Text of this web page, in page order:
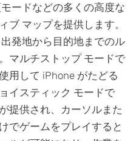
ードなどの多くの高度な
ブ マップを提供します。
発地から目的地までのル
マルチストップ モードで
用して iPhone がたどる
イスティック モードで
提供され、カーソルまた
でゲームをプレイすると